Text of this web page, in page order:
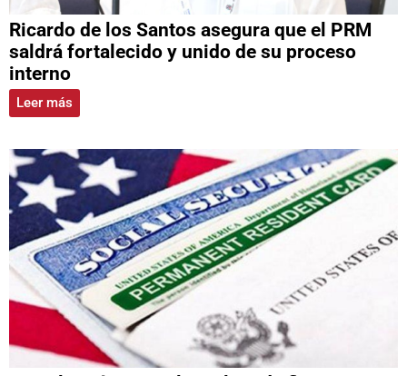
Ricardo de los Santos asegura que el PRM
saldrá fortalecido y unido de su proceso
interno
Leer más